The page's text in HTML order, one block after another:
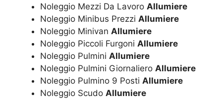
Noleggio Mezzi Da Lavoro Allumiere
Noleggio Minibus Prezzi Allumiere
Noleggio Minivan Allumiere
Noleggio Piccoli Furgoni Allumiere
Noleggio Pulmini Allumiere
Noleggio Pulmini Giornaliero Allumiere
Noleggio Pulmino 9 Posti Allumiere
Noleggio Scudo Allumiere